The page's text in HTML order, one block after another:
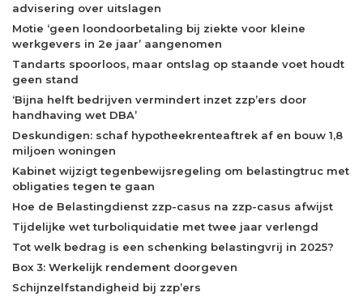
advisering over uitslagen
Motie ‘geen loondoorbetaling bij ziekte voor kleine
werkgevers in 2e jaar’ aangenomen
Tandarts spoorloos, maar ontslag op staande voet houdt
geen stand
‘Bijna helft bedrijven vermindert inzet zzp’ers door
handhaving wet DBA’
Deskundigen: schaf hypotheekrenteaftrek af en bouw 1,8
miljoen woningen
Kabinet wijzigt tegenbewijsregeling om belastingtruc met
obligaties tegen te gaan
Hoe de Belastingdienst zzp-casus na zzp-casus afwijst
Tijdelijke wet turboliquidatie met twee jaar verlengd
Tot welk bedrag is een schenking belastingvrij in 2025?
Box 3: Werkelijk rendement doorgeven
Schijnzelfstandigheid bij zzp’ers